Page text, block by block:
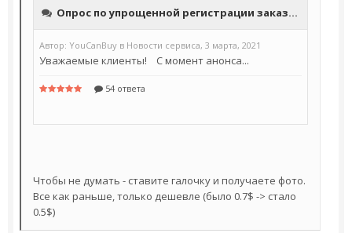
Чтобы не думать - ставите галочку и получаете фото.
Все как раньше, только дешевле (было 0.7$ -> стало
0.5$)